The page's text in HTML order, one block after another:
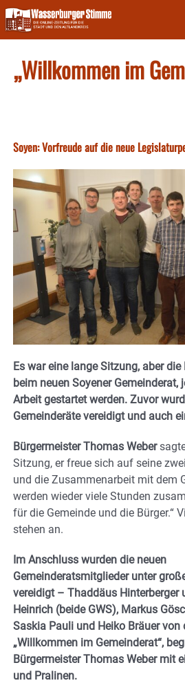
Skip
to
content
„Willkommen im
Soyen: Vorfreude auf die neue
Es war eine lange Sitzung, aber
beim neuen Soyener Gemeinderat,
Arbeit gestartet werden. Zuvor
Gemeinderäte vereidigt und auch
Bürgermeister Thomas Weber
Sitzung, er freue sich auf seine
und die Zusammenarbeit mit dem
werden wieder viele Stunden
für die Gemeinde und die Bürger.“
stehen an.
Im Anschluss wurden die neuen
Gemeinderatsmitglieder unter
vereidigt – Thaddäus Hinterberger
Heinrich (beide GWS), Markus
Saskia Pauli und Heiko Bräuer von
„Willkommen im Gemeinderat“,
Bürgermeister Thomas Weber mit
und Pralinen.